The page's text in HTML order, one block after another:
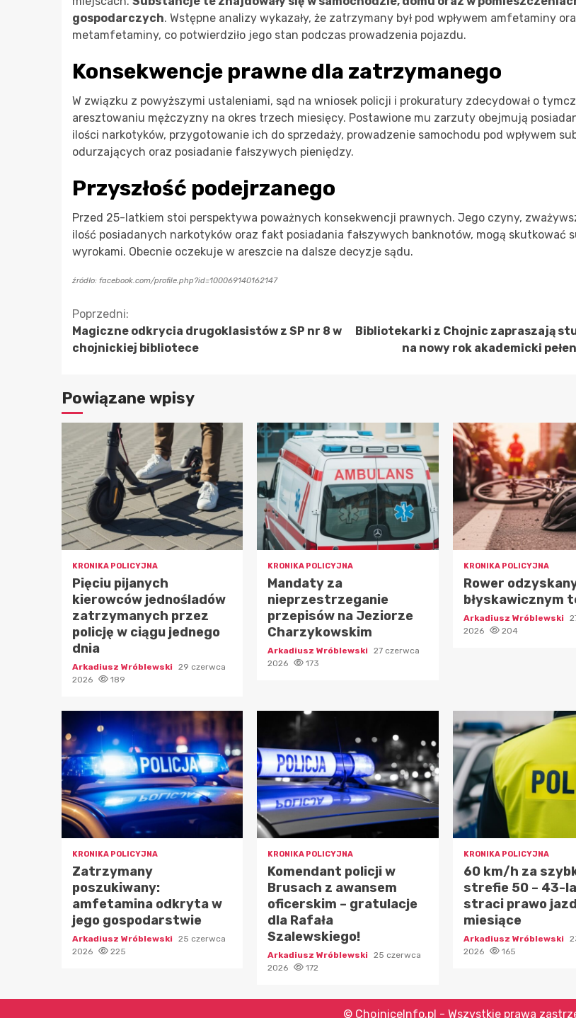
gospodarczych. Wstępne analizy wykazały, że zatrzymany był pod wpływem amfetaminy
metamfetaminy, co potwierdziło jego stan podczas prowadzenia pojazdu.
Konsekwencje prawne dla zatrzymanego
W związku z powyższymi ustaleniami, sąd na wniosek policji i prokuratury zdecydował o
aresztowaniu mężczyzny na okres trzech miesięcy. Postawione mu zarzuty obejmują
ilości narkotyków, przygotowanie ich do sprzedaży, prowadzenie samochodu pod wpływem
odurzających oraz posiadanie fałszywych pieniędzy.
Przyszłość podejrzanego
Przed 25-latkiem stoi perspektywa poważnych konsekwencji prawnych. Jego czyny,
ilość posiadanych narkotyków oraz fakt posiadania fałszywych banknotów, mogą skutkować
wyrokami. Obecnie oczekuje w areszcie na dalsze decyzje sądu.
źródło: facebook.com/profile.php?id=100069140162147
Kontynuuj
czytanie
Poprzedni:
Magiczne odkrycia drugoklasistów z SP nr 8 w
chojnickiej bibliotece
Bibliotekarki z Chojnic zapraszają
na nowy rok akademicki
Powiązane wpisy
KRONIKA POLICYJNA
Pięciu pijanych
kierowców jednośladów
zatrzymanych przez
policję w ciągu jednego
dnia
Arkadiusz Wróblewski
29 czerwca
2026
189
KRONIKA POLICYJNA
Mandaty za
nieprzestrzeganie
przepisów na Jeziorze
Charzykowskim
Arkadiusz Wróblewski
27 czerwca
2026
173
KRONIKA POLICYJNA
Rower
błyskawicznym
Arkadiusz Wróblewski
2026
204
KRONIKA POLICYJNA
Zatrzymany
poszukiwany:
amfetamina odkryta w
jego gospodarstwie
Arkadiusz Wróblewski
25 czerwca
2026
225
KRONIKA POLICYJNA
Komendant policji w
Brusach z awansem
oficerskim – gratulacje
dla Rafała
Szalewskiego!
Arkadiusz Wróblewski
25 czerwca
2026
172
KRONIKA POLICYJNA
60 km/h za
strefie 50 – 43-
straci prawo
miesiące
Arkadiusz Wróblewski
2026
165
© ChojniceInfo.pl - Wszystkie prawa